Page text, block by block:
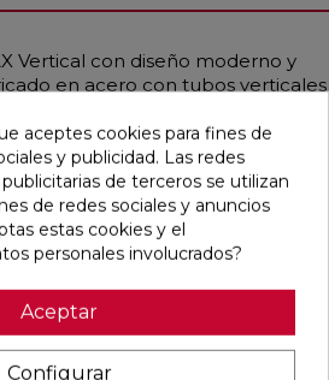
Vertical con diseño moderno y
en acero con tubos verticales
y constante en toda la
de baja temperatura como
de condensación. Disponible
potencias térmicas desde 109
tapón ciego y soportes en
Acabados de alta gama
de conexión hidráulica.
aceptes cookies para fines de
y publicidad. Las redes
de terceros se utilizan
de redes sociales y anuncios
estas cookies y el
personales involucrados?
Aceptar
Configurar